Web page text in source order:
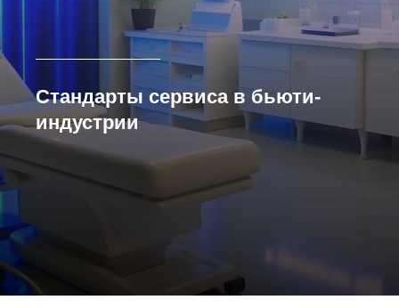
Стандарты сервиса в бьюти-
индустрии